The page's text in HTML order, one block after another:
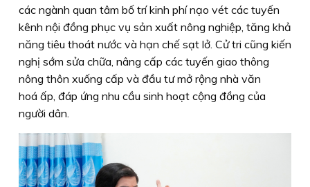
các ngành quan tâm bố trí kinh phí nạo vét các tuyến
kênh nội đồng phục vụ sản xuất nông nghiệp, tăng khả
năng tiêu thoát nước và hạn chế sạt lở. Cử tri cũng kiến
nghị sớm sửa chữa, nâng cấp các tuyến giao thông
nông thôn xuống cấp và đầu tư mở rộng nhà văn
hoá ấp, đáp ứng nhu cầu sinh hoạt cộng đồng của
người dân.